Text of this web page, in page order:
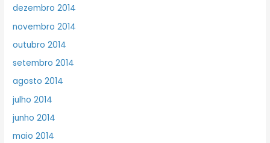
dezembro 2014
novembro 2014
outubro 2014
setembro 2014
agosto 2014
julho 2014
junho 2014
maio 2014